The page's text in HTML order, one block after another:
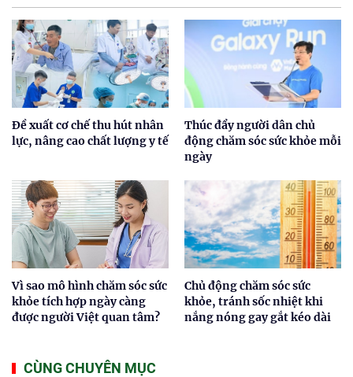
Đề xuất cơ chế thu hút nhân
lực, nâng cao chất lượng y tế
Thúc đẩy người dân chủ
động chăm sóc sức khỏe mỗi
ngày
Vì sao mô hình chăm sóc sức
khỏe tích hợp ngày càng
được người Việt quan tâm?
Chủ động chăm sóc sức
khỏe, tránh sốc nhiệt khi
nắng nóng gay gắt kéo dài
CÙNG CHUYÊN MỤC